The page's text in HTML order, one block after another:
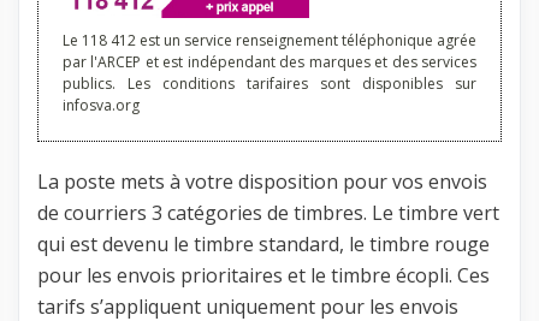
Le 118 412 est un service renseignement téléphonique agrée
par l'ARCEP et est indépendant des marques et des services
publics. Les conditions tarifaires sont disponibles sur
infosva.org
La poste mets à votre disposition pour vos envois
de courriers 3 catégories de timbres. Le timbre vert
qui est devenu le timbre standard, le timbre rouge
pour les envois prioritaires et le timbre écopli. Ces
tarifs s’appliquent uniquement pour les envois